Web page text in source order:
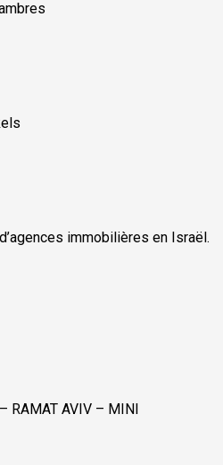
immobilières en Israël.
RAMAT AVIV – MINI